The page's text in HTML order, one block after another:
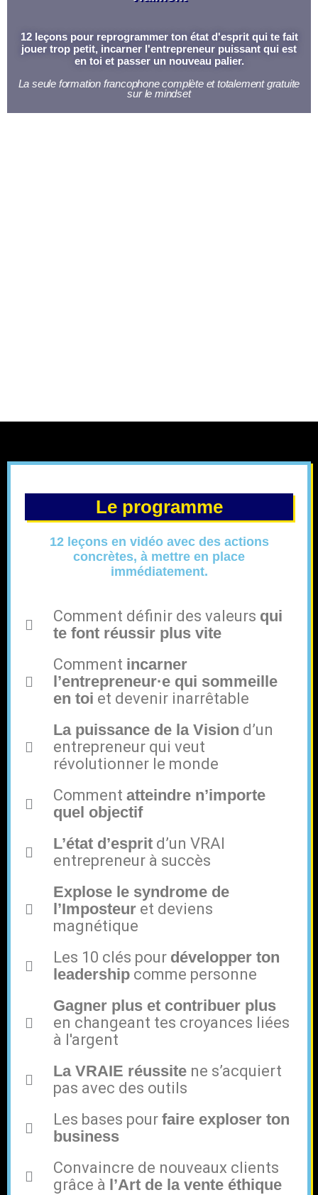
12 leçons pour reprogrammer ton état d'esprit qui te fait
jouer trop petit, incarner l'entrepreneur puissant qui est
en toi et passer un nouveau palier.
La seule formation francophone complète et totalement gratuite
sur le mindset
Le programme
12 leçons en vidéo avec des actions
concrètes, à mettre en place
immédiatement.
Comment définir des valeurs qui
te font réussir plus vite
Comment incarner
l’entrepreneur·e qui sommeille
en toi et devenir inarrêtable
La puissance de la Vision d’un
entrepreneur qui veut
révolutionner le monde
Comment atteindre n’importe
quel objectif
L’état d’esprit d’un VRAI
entrepreneur à succès
Explose le syndrome de
l’Imposteur et deviens
magnétique
Les 10 clés pour développer ton
leadership comme personne
Gagner plus et contribuer plus
en changeant tes croyances liées
à l'argent
La VRAIE réussite ne s’acquiert
pas avec des outils
Les bases pour faire exploser ton
business
Convaincre de nouveaux clients
grâce à l’Art de la vente éthique